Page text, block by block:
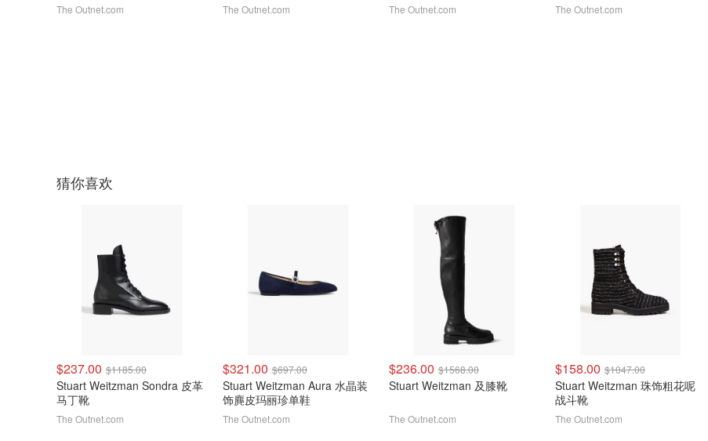
The Outnet.com The Outnet.com The Outnet.com The Outnet.com
猜你喜欢
$237.00 $1185.00
Stuart Weitzman Sondra 皮革
马丁靴
The Outnet.com
$321.00 $697.00
Stuart Weitzman Aura 水晶装
饰麂皮玛丽珍单鞋
The Outnet.com
$236.00 $1568.00
Stuart Weitzman 及膝靴
The Outnet.com
$158.00 $1047.00
Stuart Weitzman 珠饰粗花呢
战斗靴
The Outnet.com